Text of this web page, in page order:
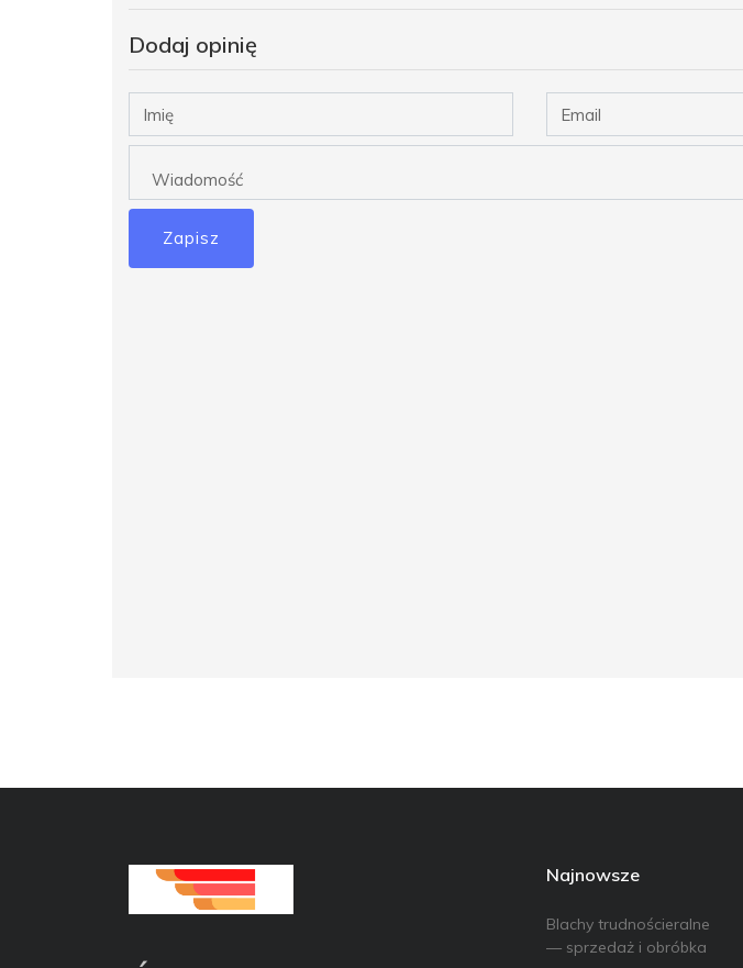
Dodaj opinię
Zapisz
Najnowsze
Blachy trudnościeralne
— sprzedaż i obróbka